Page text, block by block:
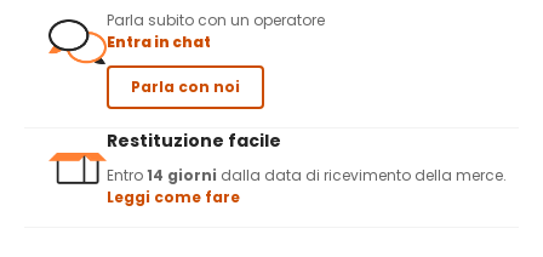
Parla subito con un operatore
Entra in chat
Parla con noi
Restituzione facile
Entro14 giorni dalla data di ricevimento della merce.
Leggi come fare